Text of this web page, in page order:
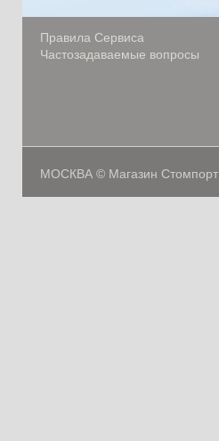
Правила Сервиса
Частозадаваемые вопросы
МОСКВА © Магазин Стомпорт